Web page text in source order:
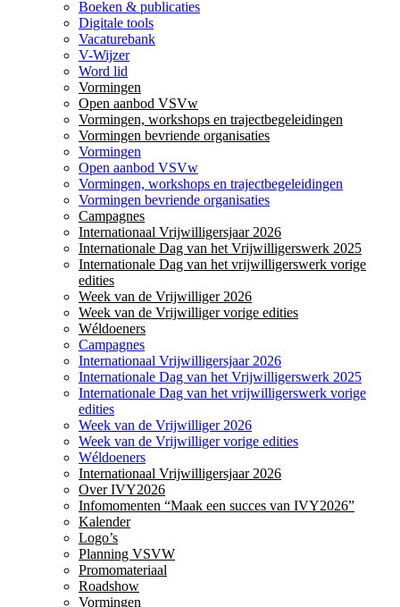
Boeken & publicaties
Digitale tools
Vacaturebank
V-Wijzer
Word lid
Vormingen
Open aanbod VSVw
Vormingen, workshops en trajectbegeleidingen
Vormingen bevriende organisaties
Vormingen
Open aanbod VSVw
Vormingen, workshops en trajectbegeleidingen
Vormingen bevriende organisaties
Campagnes
Internationaal Vrijwilligersjaar 2026
Internationale Dag van het Vrijwilligerswerk 2025
Internationale Dag van het vrijwilligerswerk vorige
edities
Week van de Vrijwilliger 2026
Week van de Vrijwilliger vorige edities
Wéldoeners
Campagnes
Internationaal Vrijwilligersjaar 2026
Internationale Dag van het Vrijwilligerswerk 2025
Internationale Dag van het vrijwilligerswerk vorige
edities
Week van de Vrijwilliger 2026
Week van de Vrijwilliger vorige edities
Wéldoeners
Internationaal Vrijwilligersjaar 2026
Over IVY2026
Infomomenten “Maak een succes van IVY2026”
Kalender
Logo’s
Planning VSVW
Promomateriaal
Roadshow
Vormingen